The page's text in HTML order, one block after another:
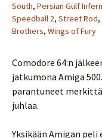
South, Persian Gulf
Speedball 2, Street Rod,
Brothers, Wings of Fury
Comodore 64:n
jatkumona Amiga
parantuneet
juhlaa.
Yksikään Amigan